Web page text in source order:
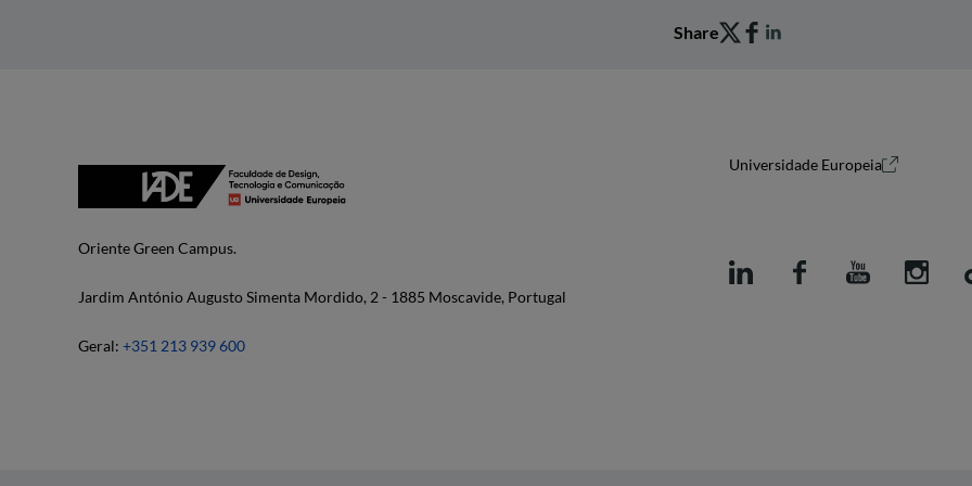
Share
Oriente Green Campus.
Jardim António Augusto Simenta Mordido, 2 - 1885 Moscavide, Portugal
Geral: +351 213 939 600
Universidade Europeia